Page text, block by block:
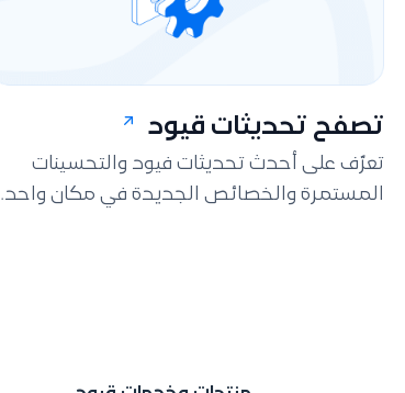
تصفح تحديثات قيود
تعرّف على أحدث تحديثات فيود والتحسينات
المستمرة والخصائص الجديدة في مكان واحد.